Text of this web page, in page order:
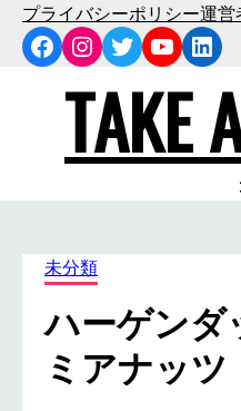
プライバシーポリシー運営
Facebook
Instagram
Twitter
YouTube
TAKE
未分類
ハーゲン
ミアナッツ